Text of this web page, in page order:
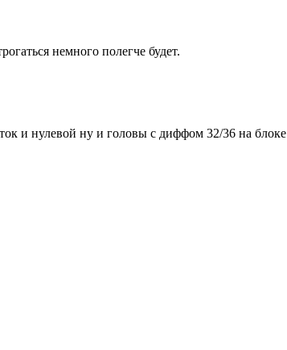
немного полегче будет.
и нулевой ну и головы с диффом 32/36 на блоке